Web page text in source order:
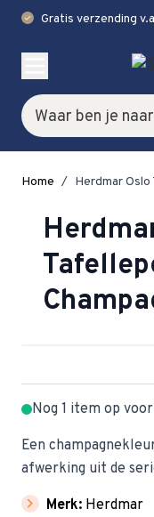
check Gratis verzending
Zoek
Home / Herdmar
Nog 1 item op
Een
afwerking uit de
chevron_right Merk: Herdmar